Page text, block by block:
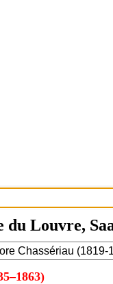
du Louvre,